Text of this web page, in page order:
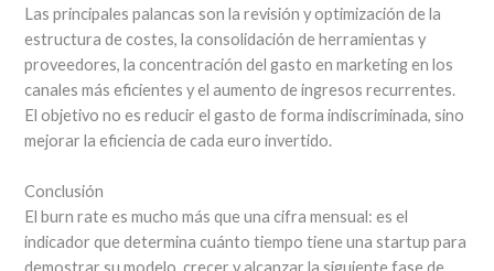
Las principales palancas son la revisión y optimización de la
estructura de costes, la consolidación de herramientas y
proveedores, la concentración del gasto en marketing en los
canales más eficientes y el aumento de ingresos recurrentes.
El objetivo no es reducir el gasto de forma indiscriminada, sino
mejorar la eficiencia de cada euro invertido.
Conclusión
El burn rate es mucho más que una cifra mensual: es el
indicador que determina cuánto tiempo tiene una startup para